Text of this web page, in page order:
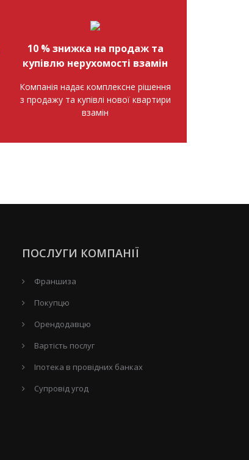
10 % знижка на продаж та
купівлю нерухомості взамін
Компанія надає комплексне рішення
з продажу та купівлі нової квартири
взамін
ПОСЛУГИ КОМПАНІЇ
Франшиза
Покупцю
Орендодавцю
Вартість послуг
Іпотека в провідних банках
Супровід угод